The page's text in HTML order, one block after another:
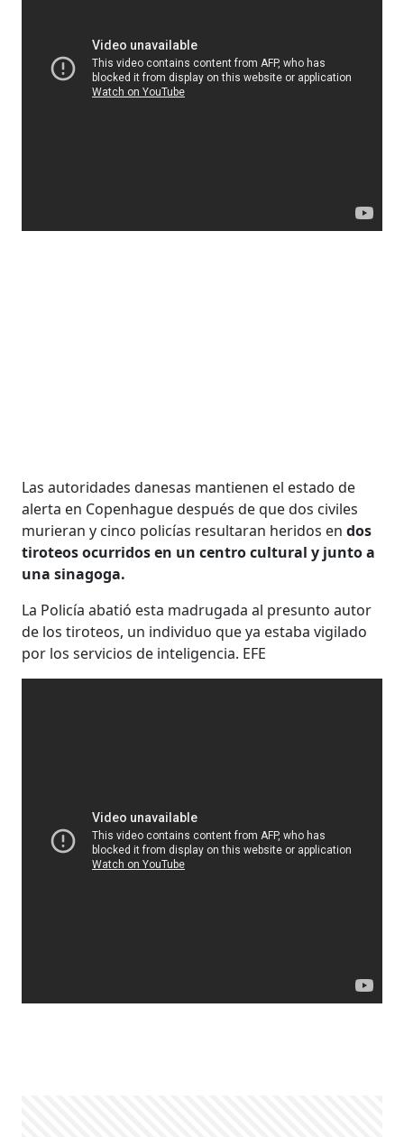
Las autoridades danesas mantienen el estado de
alerta en Copenhague después de que dos civiles
murieran y cinco policías resultaran heridos en dos
tiroteos ocurridos en un centro cultural y junto a
una sinagoga.
La Policía abatió esta madrugada al presunto autor
de los tiroteos, un individuo que ya estaba vigilado
por los servicios de inteligencia. EFE